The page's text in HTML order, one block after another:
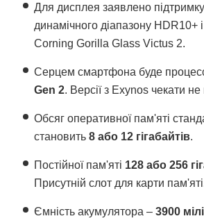
Для дисплея заявлено
динамічного діапазону HDR10+
Corning Gorilla Glass Victus 2.
Серцем смартфона буде
Gen 2. Версії з Exynos чекати не
Обсяг оперативної пам'яті
становить8 або 12 гігабайтів.
Постійної пам'яті 128 або 256
Присутній слот для карти
Ємність акумулятора –3900